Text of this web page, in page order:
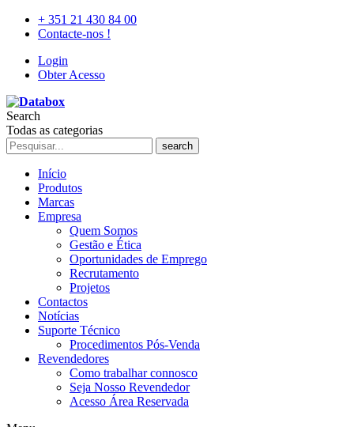
+ 351 21 430 84 00
Contacte-nos !
Login
Obter Acesso
Search
Todas as categorias
search
Início
Produtos
Marcas
Empresa
Quem Somos
Gestão e Ética
Oportunidades de Emprego
Recrutamento
Projetos
Contactos
Notícias
Suporte Técnico
Procedimentos Pós-Venda
Revendedores
Como trabalhar connosco
Seja Nosso Revendedor
Acesso Área Reservada